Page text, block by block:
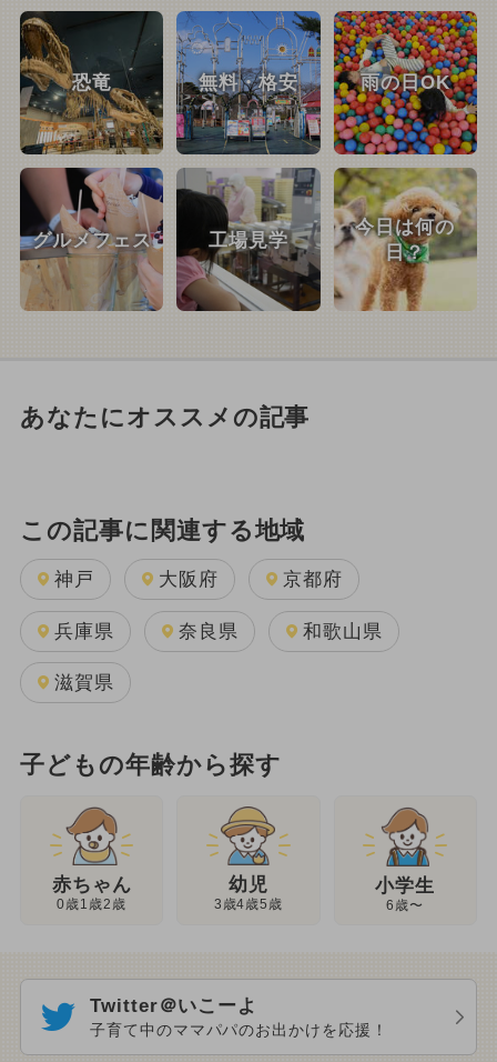
恐竜 無料・格安 雨の日OK
グルメフェス 工場見学
今日は何の
日？
あなたにオススメの記事
この記事に関連する地域
神戸 大阪府 京都府
兵庫県 奈良県 和歌山県
滋賀県
子どもの年齢から探す
赤ちゃん
0歳1歳2歳
幼児
3歳4歳5歳
小学生
6歳〜
Twitter＠いこーよ
子育て中のママパパのお出かけを応援！